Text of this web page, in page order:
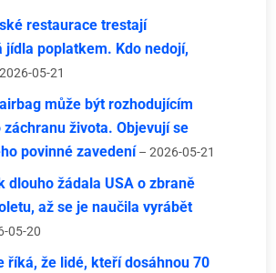
restaurace trestají
jídla poplatkem. Kdo nedojí,
05-21
může být rozhodujícím
života. Objevují se
povinné zavedení – 2026-05-21
dlouho žádala USA o zbraně
až se je naučila vyrábět
05-20
říká, že lidé, kteří dosáhnou 70